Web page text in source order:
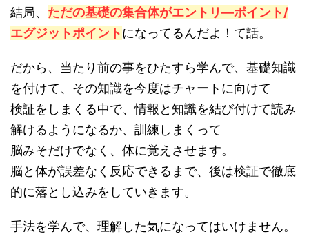
結局、 ただの基礎の集合体がエントリ―ポイント/
エグジットポイントになってるんだよ！て話。
だから、当たり前の事をひたすら学んで、基礎知識
を付けて、その知識を今度はチャートに向けて
検証をしまくる中で、情報と知識を結び付けて読み
解けるようになるか、訓練しまくって
脳みそだけでなく、体に覚えさせます。
脳と体が誤差なく反応できるまで、後は検証で徹底
的に落とし込みをしていきます。
手法を学んで、理解した気になってはいけません。